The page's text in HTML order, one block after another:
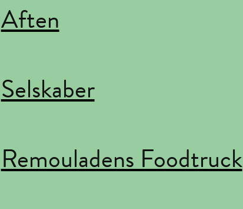
Aften
Selskaber
Remouladens Foodtruck